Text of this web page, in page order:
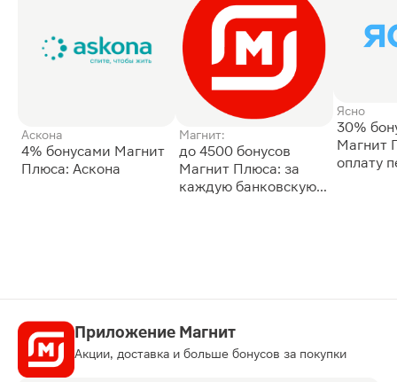
Аскона
4% бонусами Магнит
Плюса: Аскона
Магнит:
до 4500 бонусов
Магнит Плюса: за
каждую банковскую
Ясно
30%
Магнит
оплату
Приложение Магнит
Акции, доставка и больше бонусов за покупки